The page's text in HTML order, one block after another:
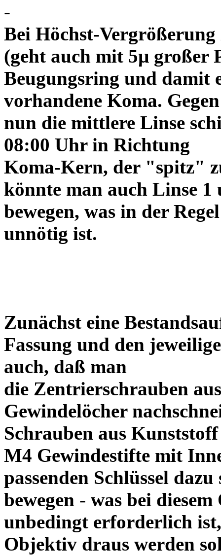
-
Bei Höchst-
(geht auch mit 5µ großer
Beugungsring und damit
vorhandene Koma.
nun die mittlere Linse
08:00 Uhr in Richtung
Koma-Kern, der "spitz"
könnte man auch Linse
bewegen, was in der Regel
unnötig ist.
Zunächst eine
Fassung und den
auch, daß man
die Zentrierschrauben
Gewindelöcher
Schrauben aus
M4 Gewindestifte mit
passenden Schlüssel
bewegen - was bei
unbedingt erforderlich
Objektiv draus